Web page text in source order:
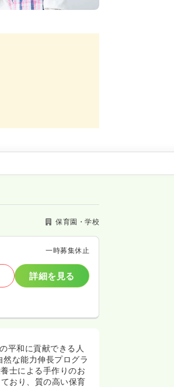
保育園・学校
一時募集休止
詳細を見る
平和に貢献できる人
な能力伸長プログラ
士による手作りのお
おり、質の高い保育